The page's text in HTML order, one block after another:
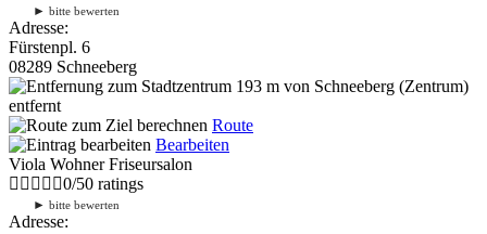
► bitte bewerten
Adresse:
Fürstenpl. 6
08289 Schneeberg
193 m von Schneeberg (Zentrum)
entfernt
Route
Bearbeiten
Viola Wohner Friseursalon
0/50 ratings
► bitte bewerten
Adresse: